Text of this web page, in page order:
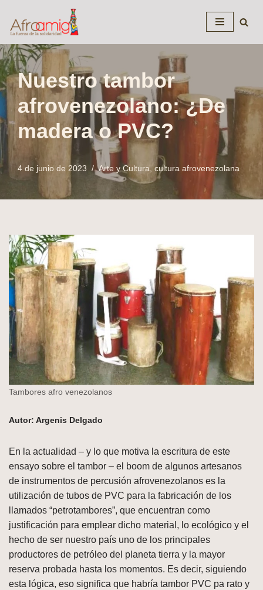
Saltar
al
contenido
Nuestro tambor
afrovenezolano: ¿De
madera o PVC?
4 de junio de 2023 Arte y Cultura,cultura afrovenezolana
Tambores afro venezolanos
Autor: Argenis Delgado
En la actualidad – y lo que motiva la escritura de este
ensayo sobre el tambor – el boom de algunos artesanos
de instrumentos de percusión afrovenezolanos es la
utilización de tubos de PVC para la fabricación de los
llamados “petrotambores”, que encuentran como
justificación para emplear dicho material, lo ecológico y el
hecho de ser nuestro país uno de los principales
productores de petróleo del planeta tierra y la mayor
reserva probada hasta los momentos. Es decir, siguiendo
esta lógica, eso significa que habría tambor PVC pa rato y